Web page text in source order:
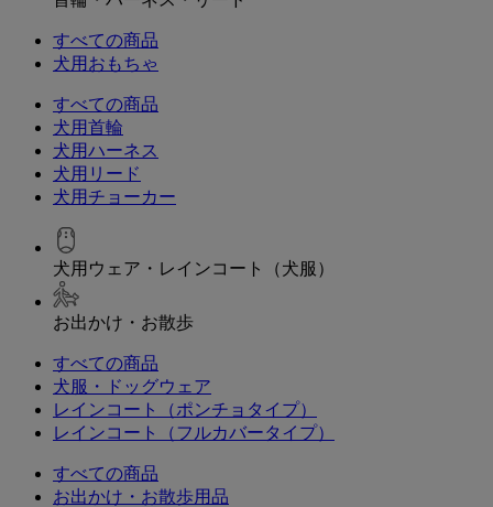
すべての商品
犬用おもちゃ
すべての商品
犬用首輪
犬用ハーネス
犬用リード
犬用チョーカー
犬用ウェア・レインコート（犬服）
お出かけ・お散歩
すべての商品
犬服・ドッグウェア
レインコート（ポンチョタイプ）
レインコート（フルカバータイプ）
すべての商品
お出かけ・お散歩用品